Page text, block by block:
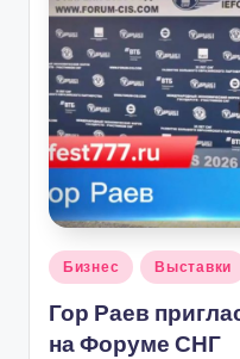
Опубликовано
Бизнес Выставки
Гор Раев
на Форуме СНГ